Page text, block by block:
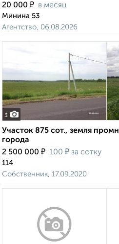
20 000 ₽ в месяц
Минина 53
Агентство, 06.08.2026
3
Участок 875 сот., земля
города
2 500 000 ₽ 100 ₽ за сотку
114
Собственник, 17.09.2020